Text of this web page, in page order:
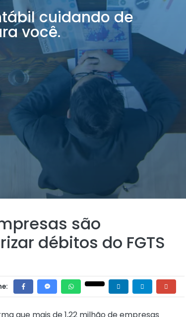
cuidando de
você.
são
débitos do FGTS